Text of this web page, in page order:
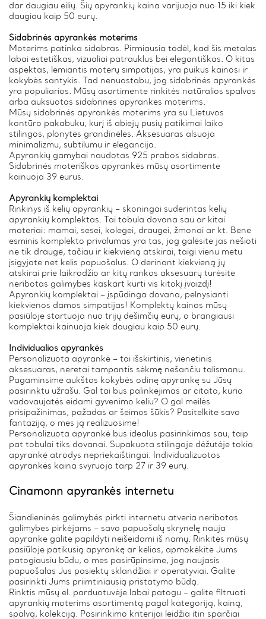
dar daugiau eilių. Šių apyrankių kaina varijuoja nuo 15 iki kiek
daugiau kaip 50 eurų.
Sidabrinės apyrankės moterims
Moterims patinka sidabras. Pirmiausia todėl, kad šis metalas
labai estetiškas, vizualiai patrauklus bei elegantiškas. O kitas
aspektas, lemiantis moterų simpatijas, yra puikus kainosi ir
kokybės santykis. Tad nenuostabu, jog sidabrinės apyrankės
yra populiarios. Mūsų asortimente rinkitės natūralios spalvos
arba auksuotas sidabrines apyrankes moterims.
Mūsų sidabrinės apyrankės moterims yra su Lietuvos
kontūro pakabuku, kurį iš abiejų pusių patikimai laiko
stilingos, plonytės grandinėlės. Aksesuaras alsuoja
minimalizmu, subtilumu ir elegancija.
Apyrankių gamybai naudotas 925 prabos sidabras.
Sidabrinės moteriškos apyrankės mūsų asortimente
kainuoja 39 eurus.
Apyrankių komplektai
Rinkinys iš kelių apyrankių – skoningai suderintas kelių
apyrankių komplektas. Tai tobula dovana sau ar kitai
moteriai: mamai, sesei, kolegei, draugei, žmonai ar kt. Bene
esminis komplekto privalumas yra tas, jog galėsite jas nešioti
ne tik drauge, tačiau ir kiekvieną atskirai, taigi vienu metu
įsigyjate net kelis papuošalus. O derinant kiekvieną jų
atskirai prie laikrodžio ar kitų rankos aksesuarų turėsite
neribotas galimybes kaskart kurti vis kitokį įvaizdį!
Apyrankių komplektai – įspūdinga dovana, pelnysianti
kiekvienos damos simpatijas! Komplektų kainos mūsų
pasiūloje startuoja nuo trijų dešimčių eurų, o brangiausi
komplektai kainuoja kiek daugiau kaip 50 eurų.
Individualios apyrankės
Personalizuota apyrankė – tai išskirtinis, vienetinis
aksesuaras, neretai tampantis sėkmę nešančiu talismanu.
Pagaminsime aukštos kokybės odinę apyrankę su Jūsų
pasirinktu užrašu. Gal tai bus palinkėjimas ar citata, kuria
vadovaujatės eidami gyvenimo keliu? O gal meilės
prisipažinimas, pažadas ar šeimos šūkis? Pasitelkite savo
fantaziją, o mes ją realizuosime!
Personalizuota apyrankė bus idealus pasirinkimas sau, taip
pat tobulai tiks dovanai. Supakuota stilingoje dėžutėje tokia
apyrankė atrodys nepriekaištingai. Individualizuotos
apyrankės kaina svyruoja tarp 27 ir 39 eurų.
Cinamonn apyrankės internetu
Šiandieninės galimybės pirkti internetu atveria neribotas
galimybes pirkėjams – savo papuošalų skrynelę nauja
apyranke galite papildyti neišeidami iš namų. Rinkitės mūsų
pasiūloje patikusią apyrankę ar kelias, apmokėkite Jums
patogiausiu būdu, o mes pasirūpinsime, jog naujasis
papuošalas Jus pasiektų sklandžiai ir operatyviai. Galite
pasirinkti Jums priimtiniausią pristatymo būdą.
Rinktis mūsų el. parduotuvėje labai patogu – galite filtruoti
apyrankių moterims asortimentą pagal kategoriją, kainą,
spalvą, kolekciją. Pasirinkimo kriterijai leidžia itin sparčiai